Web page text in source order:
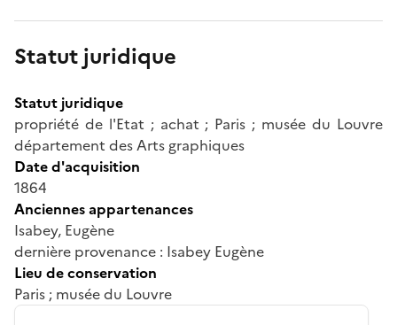
Statut juridique
Statut juridique
propriété de l'Etat ; achat ; Paris ; musée du Louvre
département des Arts graphiques
Date d'acquisition
1864
Anciennes appartenances
Isabey, Eugène
dernière provenance : Isabey Eugène
Lieu de conservation
Paris ; musée du Louvre